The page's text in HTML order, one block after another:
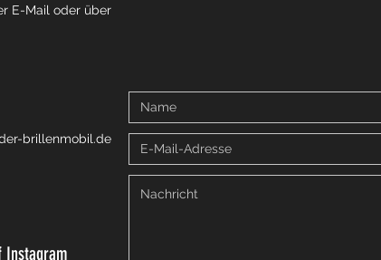
brillenmobil.de
E-Mail oder über
Instagram